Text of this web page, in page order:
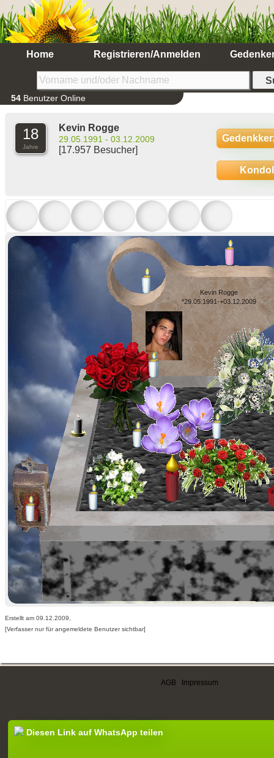
Home Registrieren/Anmelden
54 Benutzer Online
18
Jahre
Kevin Rogge
29.05.1991 - 03.12.2009
[17.957 Besucher]
Kevin Rogge
*29.05.1991-+03.12.2009
Erstellt am 09.12.2009,
[Verfasser nur für angemeldete Benutzer sichtbar]
AGB Impressum
Diesen Link auf WhatsApp teilen